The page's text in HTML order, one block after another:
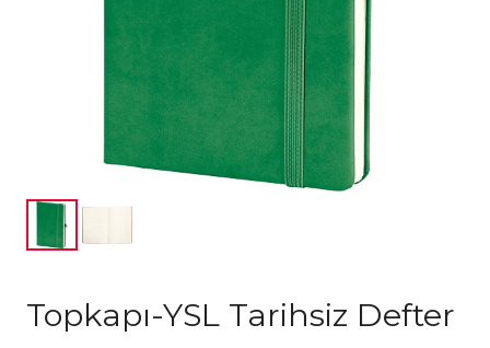
Topkapı-YSL Tarihsiz Defter